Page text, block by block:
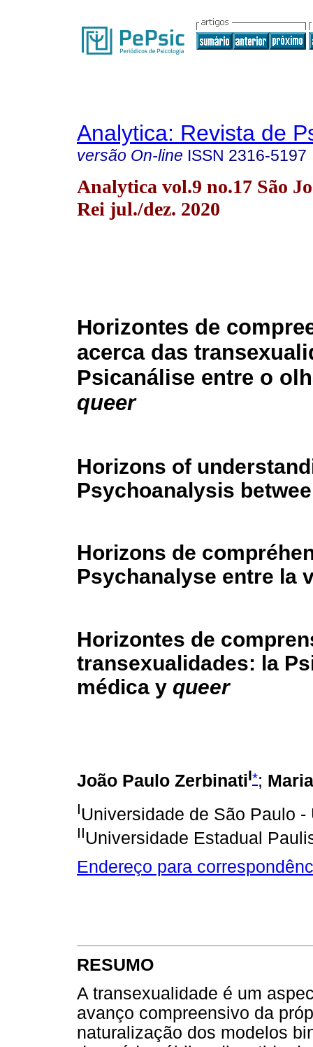
Analytica: Revista de
versão On-line ISSN 2316-5197
Analytica vol.9 no.17 São
Rei jul./dez. 2020
Horizontes de
acerca das
Psicanálise entre o
queer
Horizons of
Psychoanalysis
Horizons de
Psychanalyse entre la
Horizontes de
transexualidades: la
médica y queer
João Paulo ZerbinatiI*;
IUniversidade de São Paulo -
IIUniversidade Estadual
Endereço para
RESUMO
A transexualidade é um
avanço compreensivo da
naturalização dos modelos